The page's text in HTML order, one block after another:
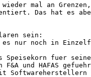
mal an
Das hat es
sein:
es nur noch in
fuer seine
und HAFAS
Softwareherstellern